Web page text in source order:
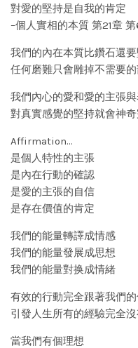
對愛的堅持是自我的肯定
–個人實相的本質 第21章
我們的內在本質比鑽石還
任何磨難只會雕掉不需要
我們內心的愛和愛的主張
對真實感覺的堅持就會神
Affirmation…
是個人特性的主張
是內在行動的確認
是愛的主張的自信
是存在價值的肯定
我們的能量轉譯成情感
我們的能量發展成思想
我們的能量對换成情緒
有效的行動完全跟著我們
引發人生所有的經驗完全
當我們有個理想